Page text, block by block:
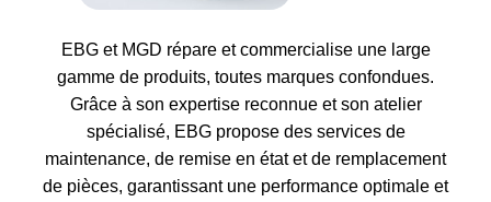
EBG et MGD répare et commercialise une large
gamme de produits, toutes marques confondues.
Grâce à son expertise reconnue et son atelier
spécialisé, EBG propose des services de
maintenance, de remise en état et de remplacement
de pièces, garantissant une performance optimale et